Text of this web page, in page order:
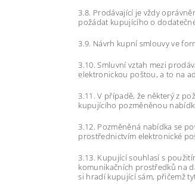
3.8. Prodávající je vždy
požádat kupujícího o
3.9. Návrh kupní smlouvy ve
3.10. Smluvní vztah mezi
elektronickou poštou, a to na
3.11. V případě, že některý z
kupujícího pozměněnou
3.12. Pozměněná nabídka se
prostřednictvím elektronické
3.13. Kupující souhlasí s
komunikačních prostředků na
si hradí kupující sám, přičemž